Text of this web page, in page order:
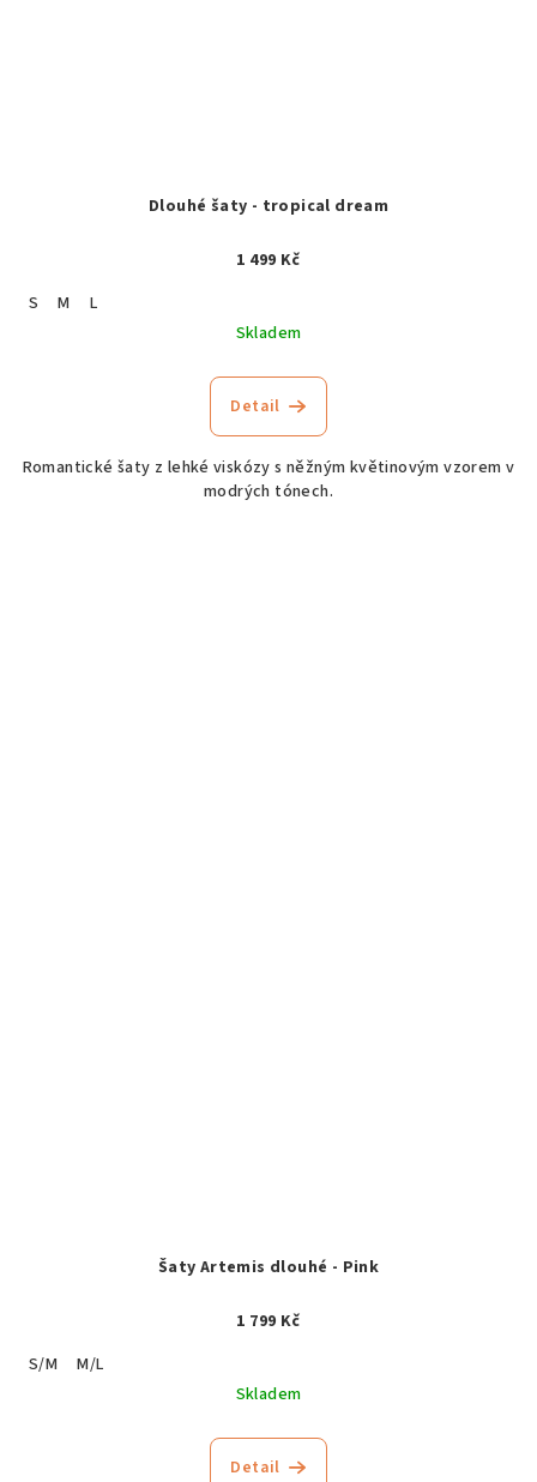
Dlouhé šaty - tropical dream
1 499 Kč
S
M
L
Skladem
Detail
Romantické šaty z lehké viskózy s něžným květinovým vzorem v
modrých tónech.
Šaty Artemis dlouhé - Pink
1 799 Kč
S/M
M/L
Skladem
Detail